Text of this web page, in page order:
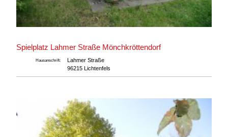
Spielplatz Lahmer Straße Mönchkröttendorf
Hausanschrift:
Lahmer Straße
96215 Lichtenfels